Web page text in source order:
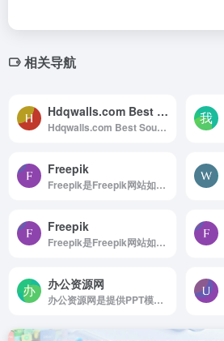
相关导航
Hdqwalls.com Best Source For HD,4k,5k,8k Wallpapers
Hdqwalls.com Best Source For HD,4k,5k,8k Wallpapers是Download HD Wallpapers, Desktop Wallpapers, Widescreen Wallpapers In High Quality
Freepik
Freepik是Freepik网站如何使用 浏览...
Freepik
Freepik是Freepik网站如何使用 浏览...
办公资源网
办公资源网是提供PPT模板、表格、图表等各类素材下载